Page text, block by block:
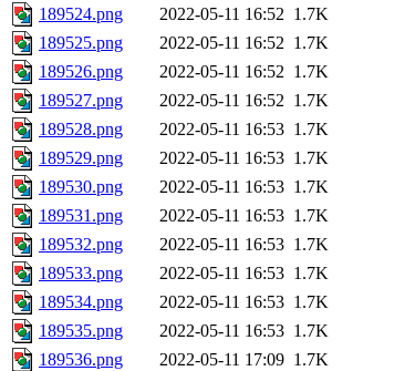
189524.png
2022-05-11 16:52 1.7K
189525.png
2022-05-11 16:52 1.7K
189526.png
2022-05-11 16:52 1.7K
189527.png
2022-05-11 16:52 1.7K
189528.png
2022-05-11 16:53 1.7K
189529.png
2022-05-11 16:53 1.7K
189530.png
2022-05-11 16:53 1.7K
189531.png
2022-05-11 16:53 1.7K
189532.png
2022-05-11 16:53 1.7K
189533.png
2022-05-11 16:53 1.7K
189534.png
2022-05-11 16:53 1.7K
189535.png
2022-05-11 16:53 1.7K
189536.png
2022-05-11 17:09 1.7K